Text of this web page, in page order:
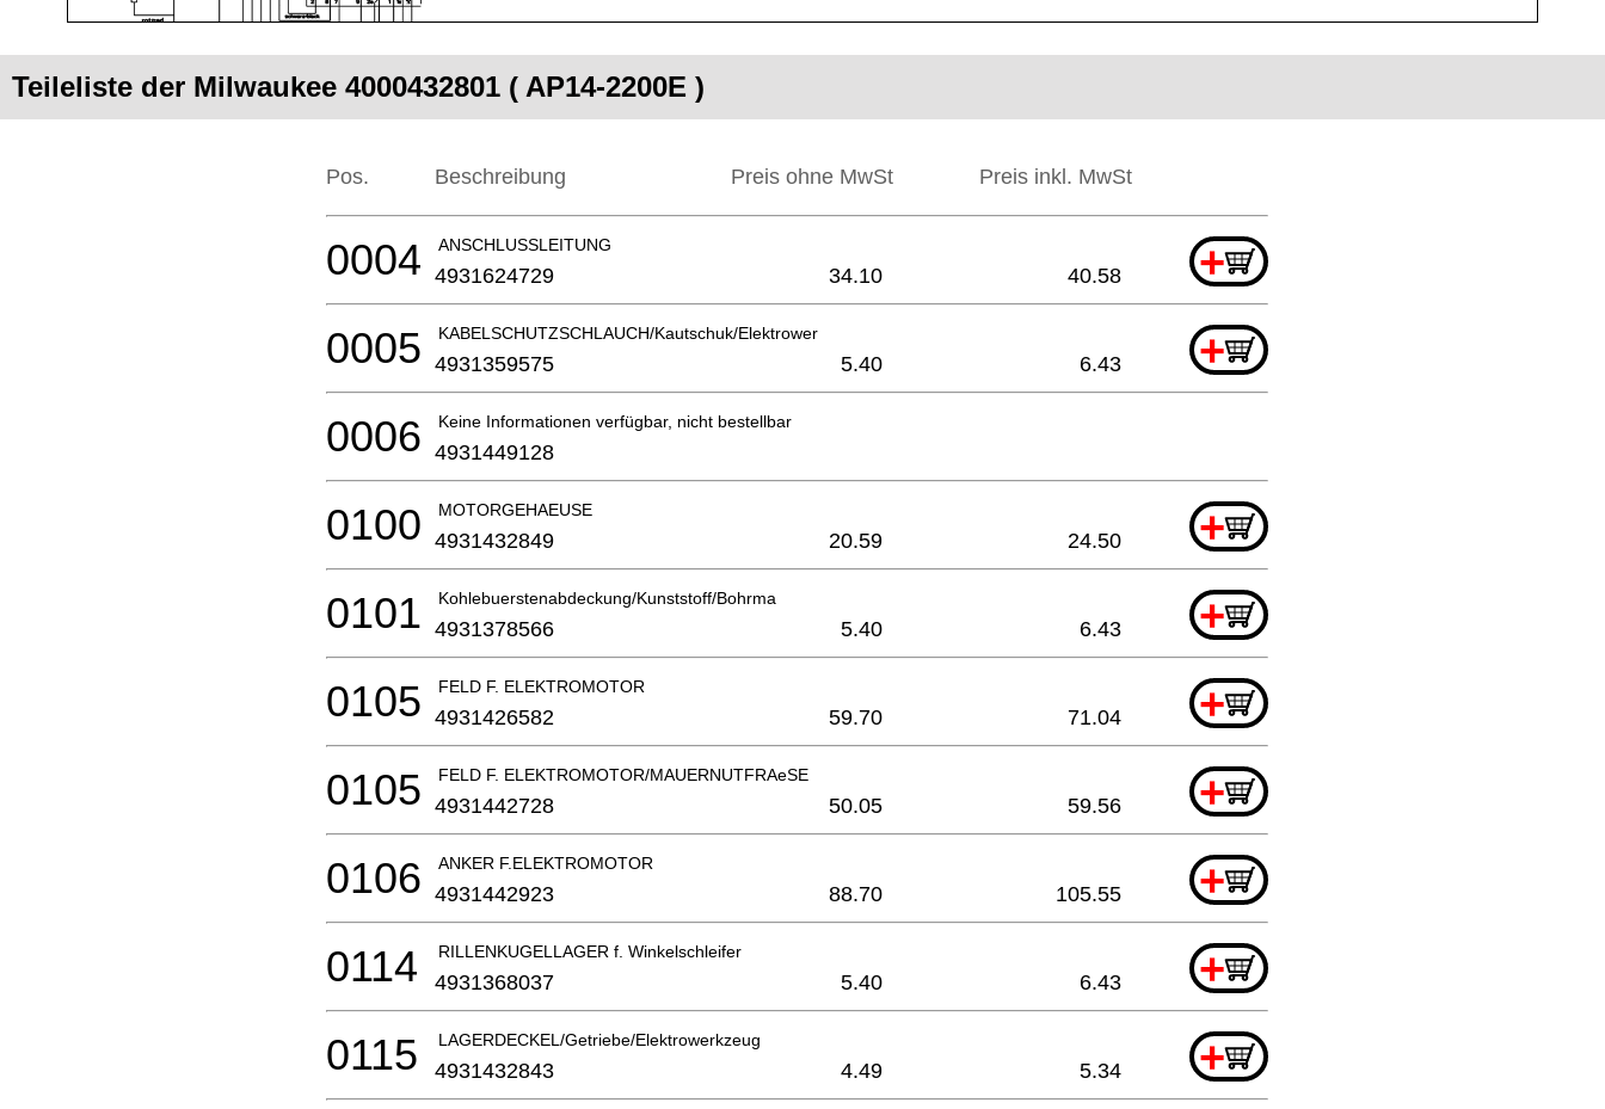
Teileliste der Milwaukee 4000432801 ( AP14-2200E )
Pos. Beschreibung Preis ohne MwSt Preis inkl. MwSt
ANSCHLUSSLEITUNG +
0004 4931624729 34.10 40.58
KABELSCHUTZSCHLAUCH/Kautschuk/Elektrower +
0005 4931359575 5.40 6.43
Keine Informationen verfügbar, nicht bestellbar
0006 4931449128
MOTORGEHAEUSE +
0100 4931432849 20.59 24.50
Kohlebuerstenabdeckung/Kunststoff/Bohrma +
0101 4931378566 5.40 6.43
FELD F. ELEKTROMOTOR +
0105 4931426582 59.70 71.04
FELD F. ELEKTROMOTOR/MAUERNUTFRAeSE +
0105 4931442728 50.05 59.56
ANKER F.ELEKTROMOTOR +
0106 4931442923 88.70 105.55
RILLENKUGELLAGER f. Winkelschleifer +
0114 4931368037 5.40 6.43
LAGERDECKEL/Getriebe/Elektrowerkzeug +
0115 4931432843 4.49 5.34